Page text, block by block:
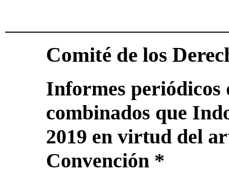
Comité de los
Informes periódicos
combinados que
2019 en virtud del
Convención *